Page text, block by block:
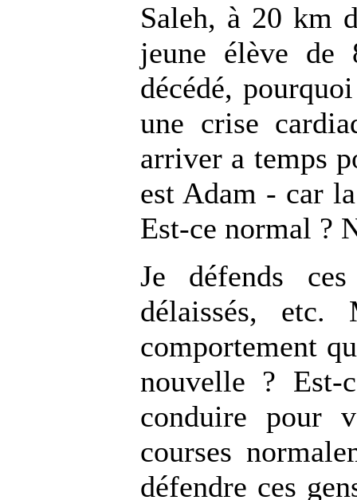
Saleh, à 20 km
jeune élève de
décédé,
une crise
arriver a temps
est Adam - car
Est-ce normal ?
Je défends
délaissés,
comportement
nouvelle ? Est-
conduire pour
courses
défendre ces